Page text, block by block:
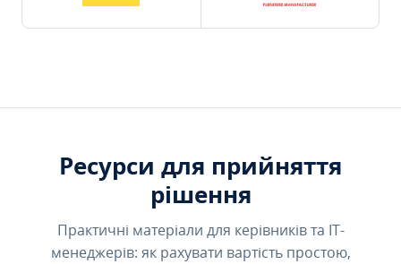
Ресурси для прийняття
рішення
Практичні матеріали для керівників та IT-
менеджерів: як рахувати вартість простою,